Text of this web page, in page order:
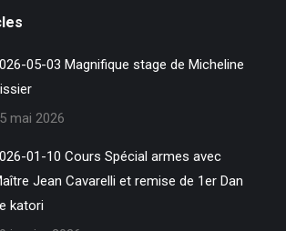
05-03 Magnifique stage de Micheline
mai 2026
01-10 Cours Spécial armes avec
Jean Cavarelli et remise de 1er Dan
katori